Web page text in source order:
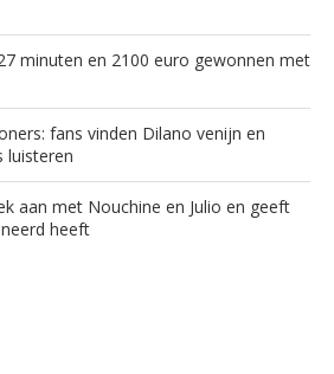
minuten en 2100 euro gewonnen met
fans vinden Dilano venijn en
luisteren
aan met Nouchine en Julio en geeft
heeft